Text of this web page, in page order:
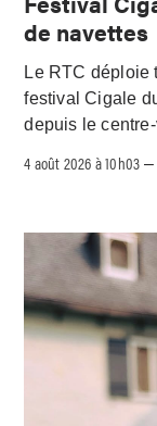
de navettes
Le RTC déploie
festival Cigale
depuis le
4 août 2026 à 10h03